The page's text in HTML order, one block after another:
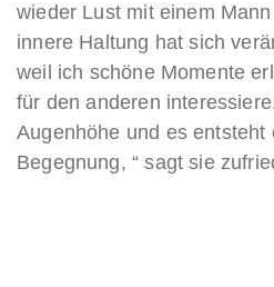
wieder Lust mit einem
innere Haltung hat sich
weil ich schöne Momente
für den anderen
Augenhöhe und es entsteht
Begegnung, “ sagt sie